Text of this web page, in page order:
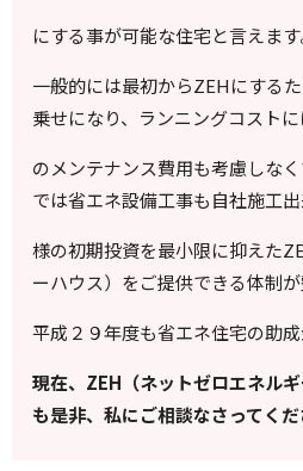
にする事が可能な住宅と言えます
一般的には最初からZEHにする
乗せになり、ランニングコスト
のメンテナンス費用も考慮しな
では省エネ設備工事も自社施工
様の初期投資を最小限に抑えた
ーハウス）をご提供できる体制が
平成２９年度も省エネ住宅の助成
現在、ZEH（ネットゼロエネル
も是非、私にご相談なさってく